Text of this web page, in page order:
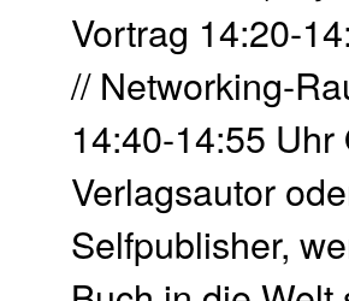
Vortrag 14:20-
// Networking-
14:40-14:55 Uhr
Verlagsautor
Selfpublisher,